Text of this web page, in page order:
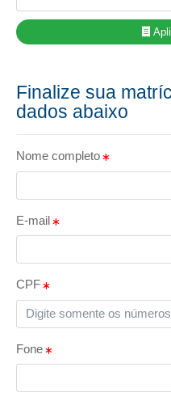
Finalize sua
dados abaixo
Nome completo
E-mail
CPF
Fone